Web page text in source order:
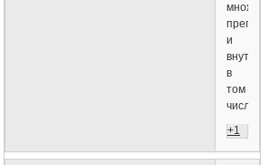
и
в
том
числе.
+1